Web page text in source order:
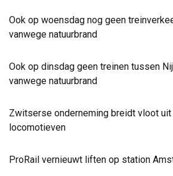
Ook op woensdag nog geen
vanwege natuurbrand
Ook op dinsdag geen treinen tussen
vanwege natuurbrand
Zwitserse onderneming breidt vloot
locomotieven
ProRail vernieuwt liften op station